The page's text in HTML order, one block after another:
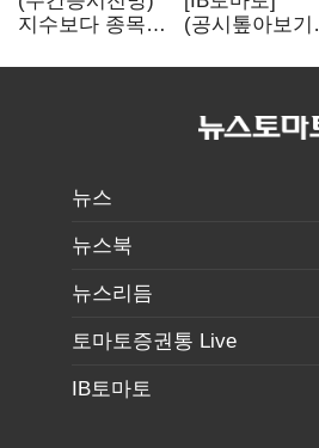
지수보다 종목…
이어진다
(공시톺아보기)
바로 매출로
뉴스
뉴스북
뉴스리듬
토마토증권통 Live
IB토마토